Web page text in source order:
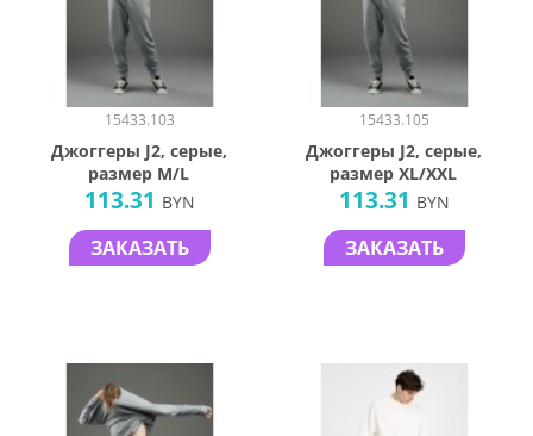
15433.103
Джоггеры J2, серые,
размер M/L
113.31 BYN
ЗАКАЗАТЬ
15433.105
Джоггеры J2, серые,
размер XL/XXL
113.31 BYN
ЗАКАЗАТЬ